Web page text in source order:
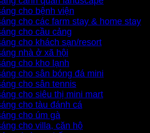
cho bệnh viện
cho các farm stay & home stay
cho cầu cảng
cho khách sạn/resort
nhà ở xã hội
cho kho lạnh
cho sân bóng đá mini
cho sân tennis
cho siêu thị mini mart
cho tàu đánh cá
cho úm gà
cho villa, căn hộ